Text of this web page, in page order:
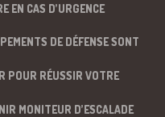
EN CAS D’URGENCE
DE DÉFENSE SONT
POUR RÉUSSIR VOTRE
MONITEUR D’ESCALADE